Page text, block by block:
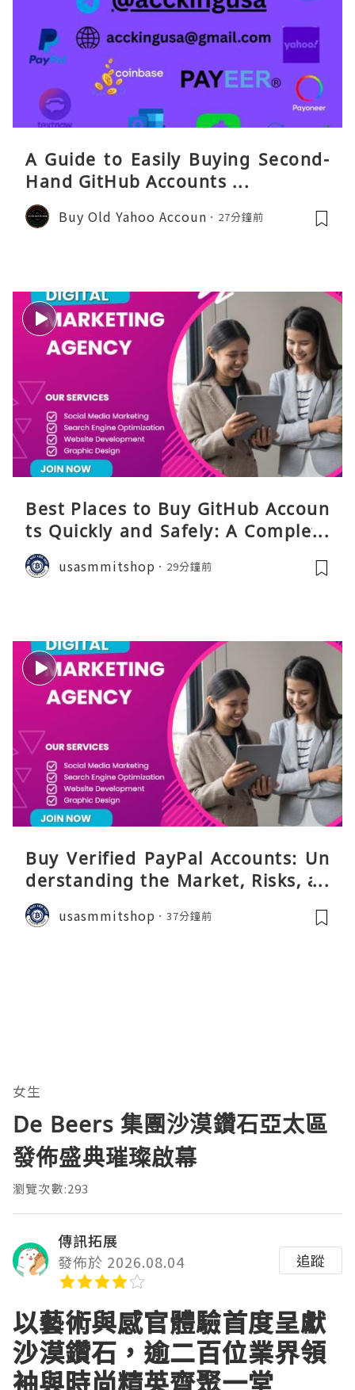
A Guide to Easily Buying Second-
Hand GitHub Accounts ...
Buy Old Yahoo Accoun 27分鐘前
Best Places to Buy GitHub Accoun
ts Quickly and Safely: A Complete
Guide
usasmmitshop 29分鐘前
Buy Verified PayPal Accounts: Un
derstanding the Market, Risks, an
d Safer Alternatives
usasmmitshop 37分鐘前
女生
De Beers 集團沙漠鑽石亞太區
發佈盛典璀璨啟幕
瀏覽次數:293
傳訊拓展
發佈於 2026.08.04
追蹤
以藝術與感官體驗首度呈獻
沙漠鑽石，逾二百位業界領
袖與時尚精英齊聚一堂